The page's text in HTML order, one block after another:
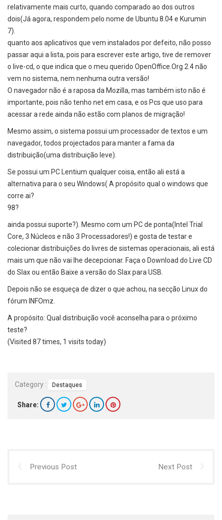
relativamente mais curto, quando comparado ao dos outros
dois(Já agora, respondem pelo nome de Ubuntu 8.04 e Kurumin
7).
quanto aos aplicativos que vem instalados por defeito, não posso
passar aqui a lista, pois para escrever este artigo, tive de remover
o live-cd, o que indica que o meu querido OpenOffice.Org 2.4 não
vem no sistema, nem nenhuma outra versão!
O navegador não é a raposa da Mozilla, mas também isto não é
importante, pois não tenho net em casa, e os Pcs que uso para
acessar a rede ainda não estão com planos de migração!
Mesmo assim, o sistema possui um processador de textos e um
navegador, todos projectados para manter a fama da
distribuição(uma distribuição leve).
Se possui um PC Lentium qualquer coisa, então ali está a
alternativa para o seu Windows( A propósito qual o windows que
corre ai?
98?
ainda possui suporte?). Mesmo com um PC de ponta(Intel Trial
Core, 3 Núcleos e não 3 Processadores!) e gosta de testar e
colecionar distribuições do livres de sistemas operacionais, ali está
mais um que não vai lhe decepcionar. Faça o Download do Live CD
do Slax ou então Baixe a versão do Slax para USB.
Depois não se esqueça de dizer o que achou, na secção Linux do
fórum INFOmz.
A propósito: Qual distribuição você aconselha para o próximo
teste?
(Visited 87 times, 1 visits today)
Category : Destaques
Share:
Previous Post Next Post